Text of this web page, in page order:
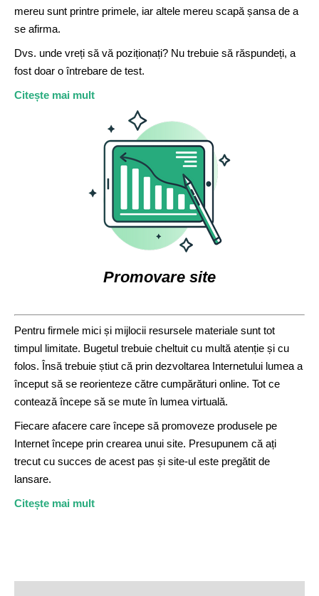
mereu sunt printre primele, iar altele mereu scapă șansa de a
se afirma.
Dvs. unde vreți să vă poziționați? Nu trebuie să răspundeți, a
fost doar o întrebare de test.
Citește mai mult
Promovare site
Pentru firmele mici și mijlocii resursele materiale sunt tot
timpul limitate. Bugetul trebuie cheltuit cu multă atenție și cu
folos. Însă trebuie știut că prin dezvoltarea Internetului lumea a
început să se reorienteze către cumpărături online. Tot ce
contează începe să se mute în lumea virtuală.
Fiecare afacere care începe să promoveze produsele pe
Internet începe prin crearea unui site. Presupunem că ați
trecut cu succes de acest pas și site-ul este pregătit de
lansare.
Citește mai mult